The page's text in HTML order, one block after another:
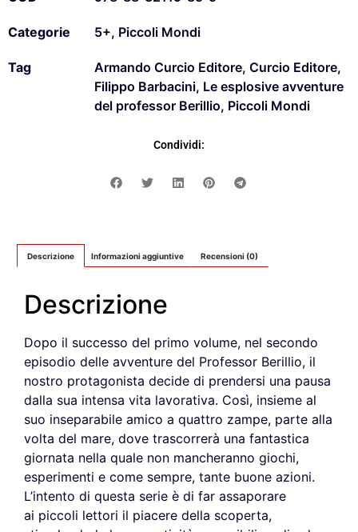
Categorie 5+, Piccoli Mondi
Tag Armando Curcio Editore, Curcio Editore,
Filippo Barbacini, Le esplosive avventure
del professor Berillio, Piccoli Mondi
Condividi:
Descrizione Informazioni aggiuntive Recensioni (0)
Descrizione
Dopo il successo del primo volume, nel secondo
episodio delle avventure del Professor Berillio, il
nostro protagonista decide di prendersi una pausa
dalla sua intensa vita lavorativa. Così, insieme al
suo inseparabile amico a quattro zampe, parte alla
volta del mare, dove trascorrerà una fantastica
giornata nella quale non mancheranno giochi,
esperimenti e come sempre, tante buone azioni.
L’intento di questa serie è di far assaporare
ai piccoli lettori il piacere della scoperta,